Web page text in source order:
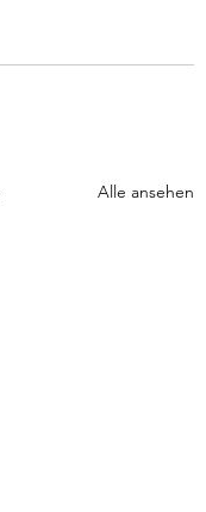
Alle ansehen